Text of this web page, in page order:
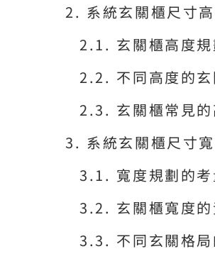
系統玄關櫃尺寸
玄關櫃高度
不同高度的
玄關櫃常見
系統玄關櫃尺寸
寬度規劃的
玄關櫃寬度
不同玄關格